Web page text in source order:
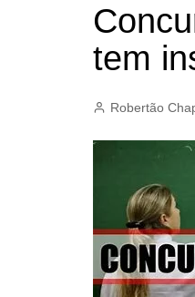
tem
Robertão